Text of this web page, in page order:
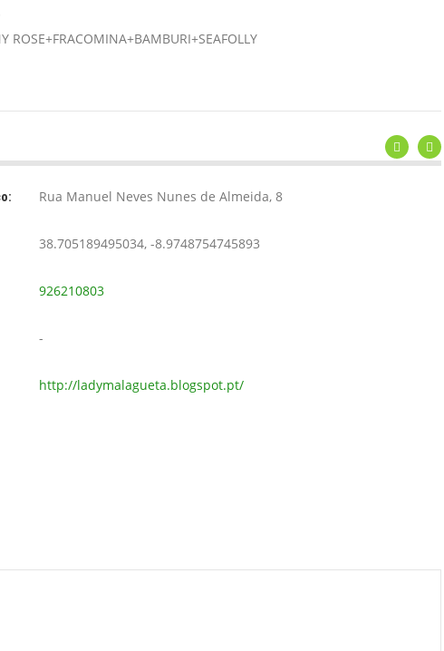
ROSE+FRACOMINA+BAMBURI+SEAFOLLY
Rua Manuel Neves Nunes de Almeida, 8
38.705189495034, -8.9748754745893
926210803
-
http://ladymalagueta.blogspot.pt/